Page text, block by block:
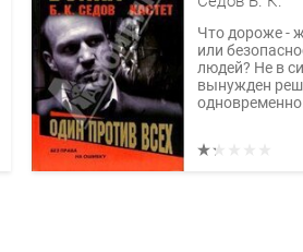
Что дороже -
или
людей? Не в
вынужден